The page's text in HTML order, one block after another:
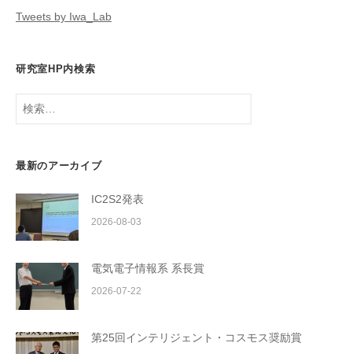
Tweets by Iwa_Lab
研究室HP内検索
検
最新のアーカイブ
IC2S2発表
2026-08-03
電気電子情報系 系長賞
2026-07-22
第25回インテリジェント・コスモス奨励賞